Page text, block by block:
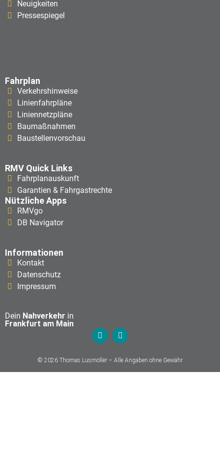
Neuigkeiten
Pressespiegel
Fahrplan
Verkehrshinweise
Linienfahrpläne
Liniennetzpläne
Baumaßnahmen
Baustellenvorschau
RMV Quick Links
Fahrplanauskunft
Garantien & Fahrgastrechte
Nützliche Apps
RMVgo
DB Navigator
Informationen
Kontakt
Datenschutz
Impressum
Dein Nahverkehr in
Frankfurt am Main
© 2026 Thomas Lusmöller – Alle Angaben ohne Gewähr